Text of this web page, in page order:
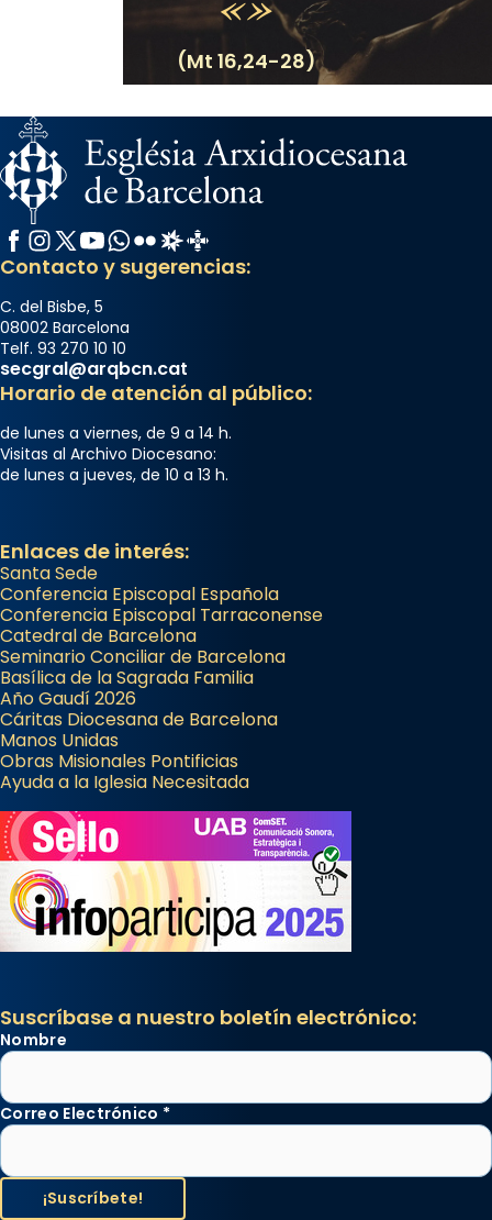
(Mt 16,24-28)
Facebook
Instagram
X / Twitter
YouTube
WhatsApp
FlickrRadio Estel
Catalunya Cristiana
Contacto y sugerencias:
C. del Bisbe, 5
08002 Barcelona
Telf. 93 270 10 10
secgral@arqbcn.cat
Horario de atención al público:
de lunes a viernes, de 9 a 14 h.
Visitas al Archivo Diocesano:
de lunes a jueves, de 10 a 13 h.
Enlaces de interés:
Santa Sede
Conferencia Episcopal Española
Conferencia Episcopal Tarraconense
Catedral de Barcelona
Seminario Conciliar de Barcelona
Basílica de la Sagrada Familia
Año Gaudí 2026
Cáritas Diocesana de Barcelona
Manos Unidas
Obras Misionales Pontificias
Ayuda a la Iglesia Necesitada
Suscríbase a nuestro boletín electrónico:
Nombre
Correo Electrónico *